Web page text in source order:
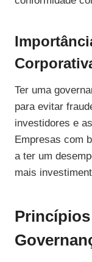
Ter uma
para evitar
investidores e
Empresas com
a ter um
mais